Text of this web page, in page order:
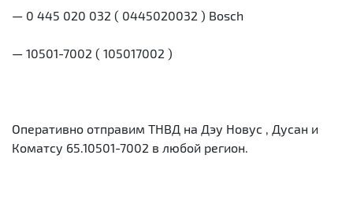
— 0 445 020 032 ( 0445020032 ) Bosch
— 10501-7002 ( 105017002 )
Оперативно отправим ТНВД на Дэу Новус , Дусан и
Коматсу 65.10501-7002 в любой регион.